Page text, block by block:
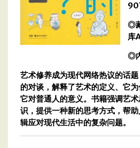
◎
库
◎
艺术修养成为现代网络热议的话
的对谈，解释了艺术的定义、它
它对普通人的意义。书籍强调艺
识，提供一种新的思考方式，帮
辑应对现代生活中的复杂问题。